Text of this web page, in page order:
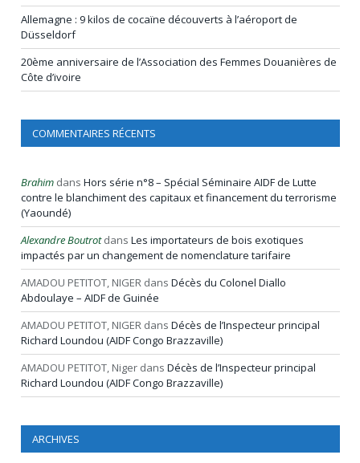
Allemagne : 9 kilos de cocaïne découverts à l’aéroport de
Düsseldorf
20ème anniversaire de l’Association des Femmes Douanières de
Côte d’ivoire
COMMENTAIRES RÉCENTS
Brahim dans Hors série n°8 – Spécial Séminaire AIDF de Lutte
contre le blanchiment des capitaux et financement du terrorisme
(Yaoundé)
Alexandre Boutrotdans Les importateurs de bois exotiques
impactés par un changement de nomenclature tarifaire
AMADOU PETITOT, NIGER dans Décès du Colonel Diallo
Abdoulaye – AIDF de Guinée
AMADOU PETITOT, NIGER dans Décès de l’Inspecteur principal
Richard Loundou (AIDF Congo Brazzaville)
AMADOU PETITOT, Niger dans Décès de l’Inspecteur principal
Richard Loundou (AIDF Congo Brazzaville)
ARCHIVES